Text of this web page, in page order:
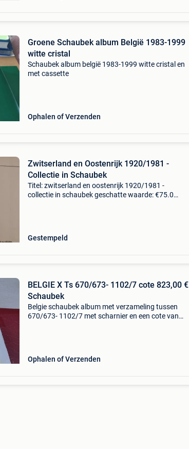
Groene Schaubek album België 1983-1999
witte cristal
Schaubek album belgië 1983-1999 witte cristal en
met cassette
Ophalen of Verzenden
Zwitserland en Oostenrijk 1920/1981 -
Collectie in Schaubek
Titel: zwitserland en oostenrijk 1920/1981 -
collectie in schaubek geschatte waarde: €75.0
Gestempeld
BELGIE X Ts 670/673- 1102/7 cote 823,00 €
Schaubek
Belgie schaubek album met verzameling tussen
670/673- 1102/7 met scharnier en een cote van
Ophalen of Verzenden